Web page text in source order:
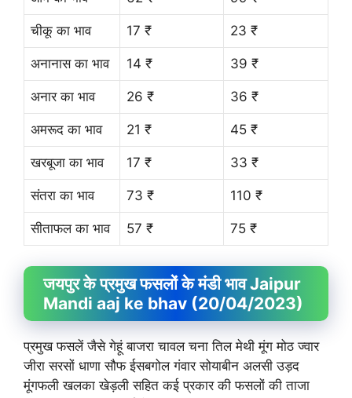
चीकू का भाव 17 ₹ 23 ₹
अनानास का भाव 14 ₹ 39 ₹
अनार का भाव 26 ₹ 36 ₹
अमरूद का भाव 21 ₹ 45 ₹
खरबूजा का भाव 17 ₹ 33 ₹
संतरा का भाव 73 ₹ 110 ₹
सीताफल का भाव 57 ₹ 75 ₹
जयपुर के प्रमुख फसलों के मंडी भाव Jaipur
Mandi aaj ke bhav (20/04/2023)
प्रमुख फसलें जैसे गेहूं बाजरा चावल चना तिल मेथी मूंग मोठ ज्वार
जीरा सरसों धाणा सौफ ईसबगोल गंवार सोयाबीन अलसी उड़द
मूंगफली खलका खेड़ली सहित कई प्रकार की फसलों की ताजा